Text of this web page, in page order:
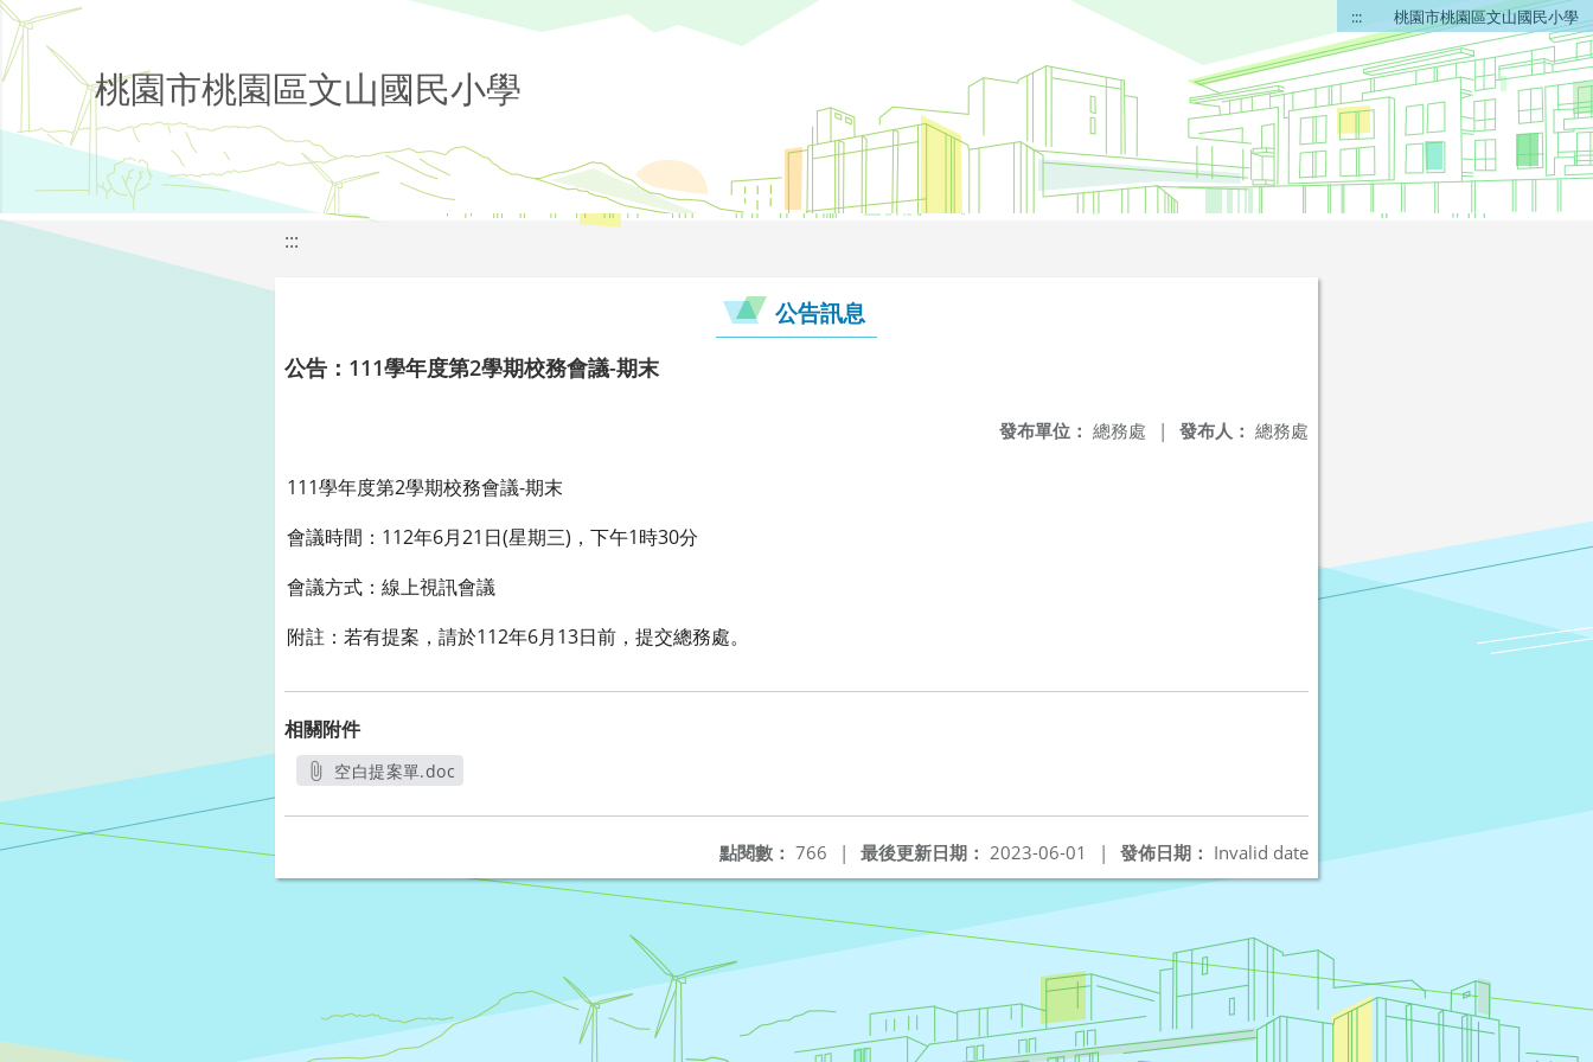
::: 桃園市桃園區文山國民小學
桃園市桃園區文山國民小學
:::
公告訊息
公告：111學年度第2學期校務會議-期末
發布人： 總務處
發布單位： 總務處 |
111學年度第2學期校務會議-期末
會議時間：112年6月21日(星期三)，下午1時30分
會議方式：線上視訊會議
附註：若有提案，請於112年6月13日前，提交總務處。
相關附件
空白提案單.doc
發佈日期： Invalid date
最後更新日期： 2023-06-01 |
點閱數： 766 |